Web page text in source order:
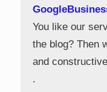
You like our
the blog? Then
and
.